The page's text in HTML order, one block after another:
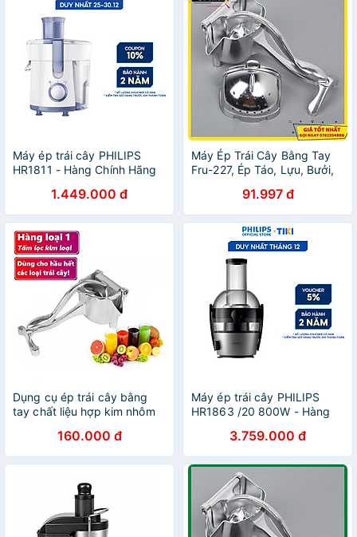
Máy ép trái cây PHILIPS
HR1811 - Hàng Chính Hãng
1.449.000 đ
Máy Ép Trái Cây Bằng Tay
Fru-227, Ép Táo, Lựu, Bưởi,
Chuyên Dụng - Giao Hàng
Toàn Quốc
91.997 đ
Dụng cụ ép trái cây bằng
tay chất liệu hợp kim nhôm
hoa quả đa năng
160.000 đ
Máy ép trái cây PHILIPS
HR1863 /20 800W - Hàng
3.759.000 đ